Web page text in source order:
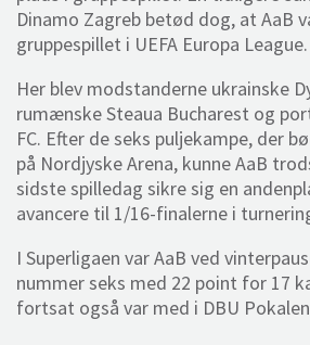
Dinamo Zagreb betød dog, at AaB
gruppespillet i UEFA Europa League.
Her blev modstanderne ukrainske
rumænske Steaua Bucharest og
FC. Efter de seks puljekampe, der
på Nordjyske Arena, kunne AaB
sidste spilledag sikre sig en
avancere til 1/16-finalerne i
I Superligaen var AaB ved
nummer seks med 22 point for 17
fortsat også var med i DBU